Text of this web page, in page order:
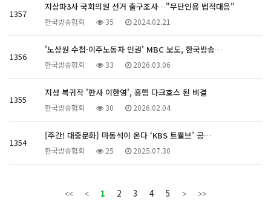
1357
지상파3사 국회의원 선거 출구조사…"무단인용 법적대응"
한국방송협회 35 2024.02.21
1356
'노상원 수첩·이주노동자 인권' MBC 보도, 한국방송…
한국방송협회 33 2026.03.06
1355
지성 복귀작 '판사 이한영', 흥행 다크호스 된 비결
한국방송협회 30 2026.02.04
1354
[주간! 대중문화] 마동석이 온다 ‘KBS 트웰브’ 공…
한국방송협회 25 2025.07.30
1 2 3 4 5